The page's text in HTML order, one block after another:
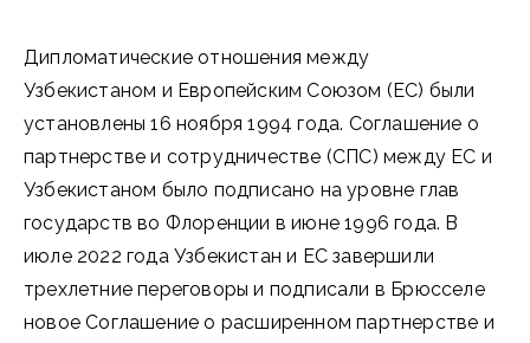
Дипломатические отношения между
Узбекистаном и Европейским Союзом (ЕС) были
установлены 16 ноября 1994 года. Соглашение о
партнерстве и сотрудничестве (СПС) между ЕС и
Узбекистаном было подписано на уровне глав
государств во Флоренции в июне 1996 года. В
июле 2022 года Узбекистан и ЕС завершили
трехлетние переговоры и подписали в Брюсселе
новое Соглашение о расширенном партнерстве и